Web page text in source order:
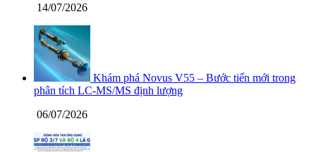
14/07/2026
Khám phá Novus V55 – Bước tiến mới trong
phân tích LC-MS/MS định lượng
06/07/2026